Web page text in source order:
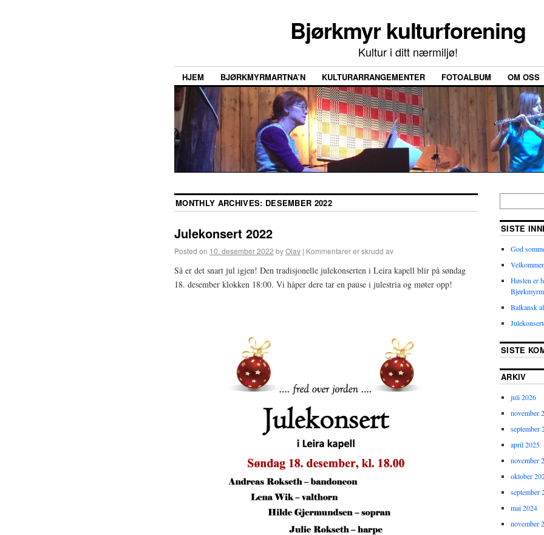
Bjørkmyr kulturforening
Kultur i ditt nærmiljø!
HJEM BJØRKMYRMARTNA’N KULTURARRANGEMENTER FOTOALBUM OM OSS
MONTHLY ARCHIVES: DESEMBER 2022
Julekonsert 2022
Posted on 10. desember 2022 byOlav | Kommentarer er skrudd av
Så er det snart jul igjen! Den tradisjonelle julekonserten i Leira kapell blir på søndag
18. desember klokken 18:00. Vi håper dere tar en pause i julestria og møter opp!
SISTE
God
Høsten er
Balkansk
SISTE
ARKIV
juli 2026
november
september
april 2025
november
oktober
september
mai 2024
november